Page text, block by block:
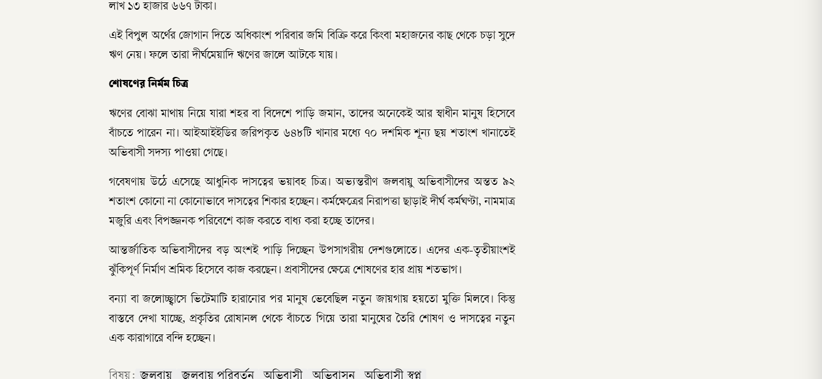
লাখ ১৩ হাজার ৬৬৭ টাকা।
এই বিপুল অর্থের জোগান দিতে অধিকাংশ পরিবার জমি বিক্রি করে কিংবা মহাজনের কাছ থেকে চড়া সুদে
ঋণ নেয়। ফলে তারা দীর্ঘমেয়াদি ঋণের জালে আটকে যায়।
শোষণের নির্মম চিত্র
ঋণের বোঝা মাথায় নিয়ে যারা শহর বা বিদেশে পাড়ি জমান, তাদের অনেকেই আর স্বাধীন মানুষ হিসেবে
বাঁচতে পারেন না। আইআইইডির জরিপকৃত ৬৪৮টি খানার মধ্যে ৭০ দশমিক শূন্য ছয় শতাংশ খানাতেই
অভিবাসী সদস্য পাওয়া গেছে।
গবেষণায় উঠে এসেছে আধুনিক দাসত্বের ভয়াবহ চিত্র। অভ্যন্তরীণ জলবায়ু অভিবাসীদের অন্তত ৯২
শতাংশ কোনো না কোনোভাবে দাসত্বের শিকার হচ্ছেন। কর্মক্ষেত্রের নিরাপত্তা ছাড়াই দীর্ঘ কর্মঘণ্টা, নামমাত্র
মজুরি এবং বিপজ্জনক পরিবেশে কাজ করতে বাধ্য করা হচ্ছে তাদের।
আন্তর্জাতিক অভিবাসীদের বড় অংশই পাড়ি দিচ্ছেন উপসাগরীয় দেশগুলোতে। এদের এক-তৃতীয়াংশই
ঝুঁকিপূর্ণ নির্মাণ শ্রমিক হিসেবে কাজ করছেন। প্রবাসীদের ক্ষেত্রে শোষণের হার প্রায় শতভাগ।
বন্যা বা জলোচ্ছ্বাসে ভিটেমাটি হারানোর পর মানুষ ভেবেছিল নতুন জায়গায় হয়তো মুক্তি মিলবে। কিন্তু
বাস্তবে দেখা যাচ্ছে, প্রকৃতির রোষানল থেকে বাঁচতে গিয়ে তারা মানুষের তৈরি শোষণ ও দাসত্বের নতুন
এক কারাগারে বন্দি হচ্ছেন।